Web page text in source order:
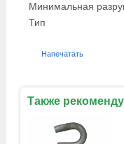
Минимальная
Тип
Напечатать
Также